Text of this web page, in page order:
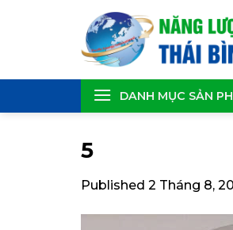
DANH MỤC SẢN
5
Published 2 Tháng 8,